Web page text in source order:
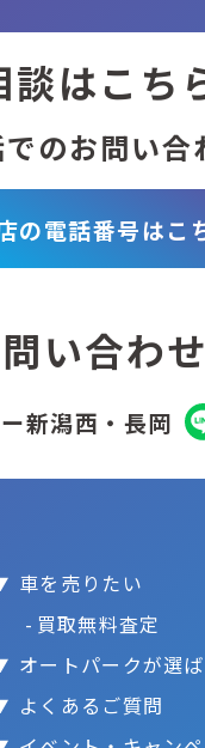
談はこち
のお問い合
の電話番号はこ
い合わ
新潟西・長岡
車を売りたい
買取無料査定
オートパークが選
よくあるご質問